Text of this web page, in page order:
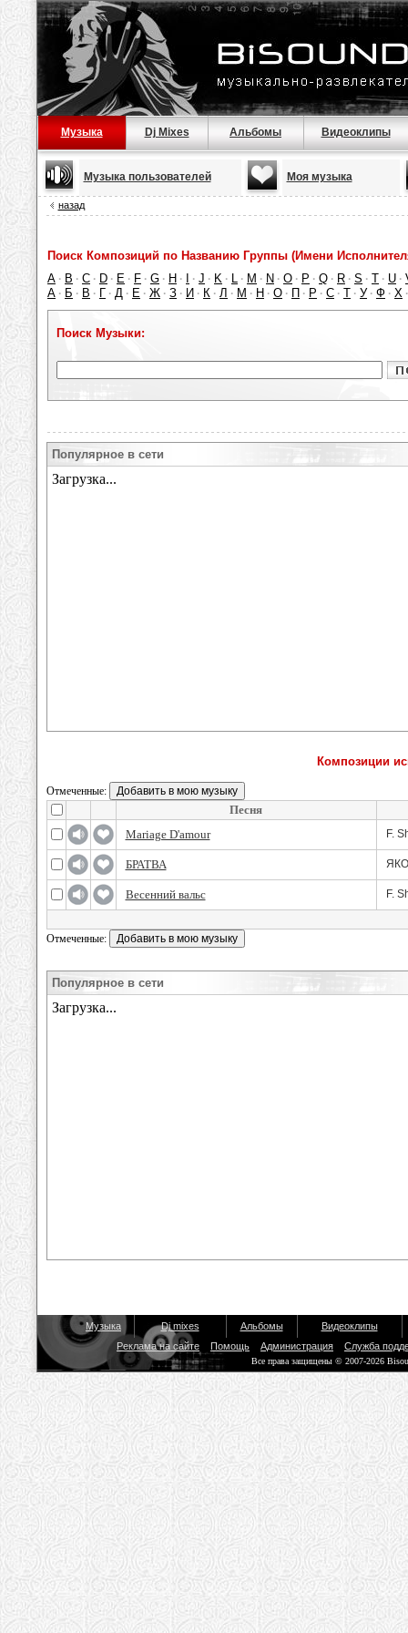
Музыка Dj Mixes Альбомы Видеоклипы
Музыка пользователей Моя музыка
назад
Поиск Композиций по Названию Группы (Имени
A · B · C · D · E · F · G · H · · J · K · L · M · N · O · P · Q · R · S · T · U ·
А · Б · В · Г · Д · Е · Ж · З · И · К · Л · М · Н · О · П · Р · С · Т · У · Ф · Х
Поиск Музыки:
Популярное в сети
Композиции
Отмеченные:
Песня
Mariage D'amour
F.
БРАТВА
Весенний вальс F.
Отмеченные:
Популярное в сети
Музыка Dj mixes Альбомы
Видеоклипы
Реклама на сайте
Помощь Администрация Служба
Все права защищены © 2007-2026